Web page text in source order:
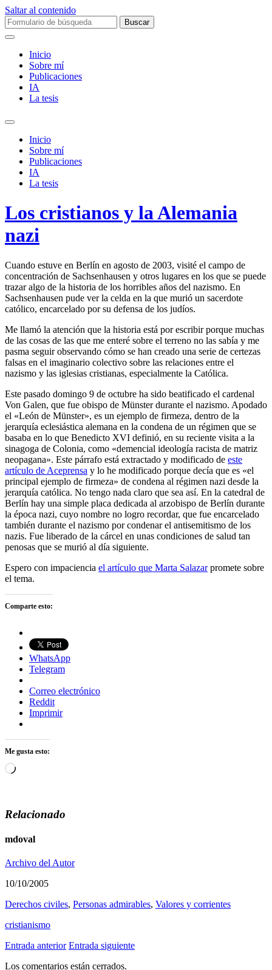
Saltar al contenido
Buscar:
Inicio
Sobre mí­
Publicaciones
IA
La tesis
Alternar
campo
búsqueda
Inicio
Sobre mí­
Publicaciones
IA
La tesis
Los cristianos y la Alemania
nazi
Cuando estuve en Berlín en agosto de 2003, visité el campo de
concentración de Sachsenhausen y otros lugares en los que se puede
trazar algo de la historia de los horribles años del nazismo. En
Sachsenhausen pude ver la celda en la que murió un sacerdote
católico, encarcelado por su defensa de los judíos.
Me llamó la atención que la historia está por escribir porque muchas
de las cosas de las que me enteré sobre el terreno no las sabía y me
pasma seguir observando cómo se han creado una serie de certezas
falsas en el imaginario colectivo sobre las relaciones entre el
nazismo y las iglesias cristianas, especialmente la Católica.
Este pasado domingo 9 de octubre ha sido beatificado el cardenal
Von Galen, que fue obispo de Münster durante el nazismo. Apodado
el «León de Münster», es un ejemplo de firmeza, dentro de la
jerarquía eclesiástica alemana en la condena de un régimen que se
basaba en lo que Benedicto XVI definió, en su reciente visita a la
sinagoga de Colonia, como «demencial ideología racista de matriz
neopagana». Este párrafo está extractado y modificado de este
artículo de Aceprensa y lo he modificado porque decía que es «el
principal ejemplo de firmeza» de condena al régimen nazi desde la
jerarquía católica. No tengo nada claro que sea así. En la catedral de
Berlín hay una simple placa dedicada al arzobispo de Berlín durante
la época nazi, cuyo nombre no logro recordar, que fue encarcelado
también durante el nazismo por condenar el antisemitismo de los
nazis. Fue liberado de la cárcel en unas condiciones de salud tan
penosas que se murió al día siguiente.
Espero con impaciencia el artículo que Marta Salazarpromete sobre
el tema.
Comparte esto:
WhatsApp
Telegram
Correo electrónico
Reddit
Imprimir
Me gusta esto:
Cargando...
Relacionado
mdoval
Archivo del Autor
10/10/2005
Derechos civiles, Personas admirables, Valores y corrientes
cristianismo
Entrada anterior Entrada siguiente
Los comentarios están cerrados.